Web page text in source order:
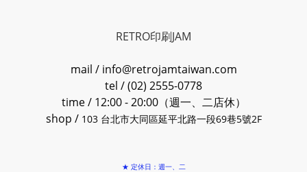
RETRO印刷JAM
mail / info@retrojamtaiwan.com
tel / (02) 2555-0778
time / 12:00 - 20:00（週一、二店休）
shop / 103 台北市大同區延平北路一段69巷5號2F
★ 定休日：週一、二